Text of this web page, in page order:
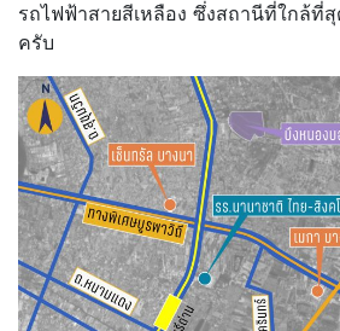
รถไฟฟ้าสายสีเหลือง ซึ่งสถานีที่ใกล้ที่
ครับ